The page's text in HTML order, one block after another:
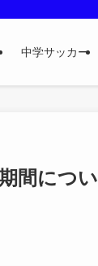
中学サッカー
間につい